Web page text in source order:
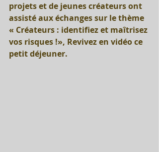
projets et de jeunes créateurs ont
assisté aux échanges sur le thème
« Créateurs : identifiez et maîtrisez
vos risques !», Revivez en vidéo ce
petit déjeuner.